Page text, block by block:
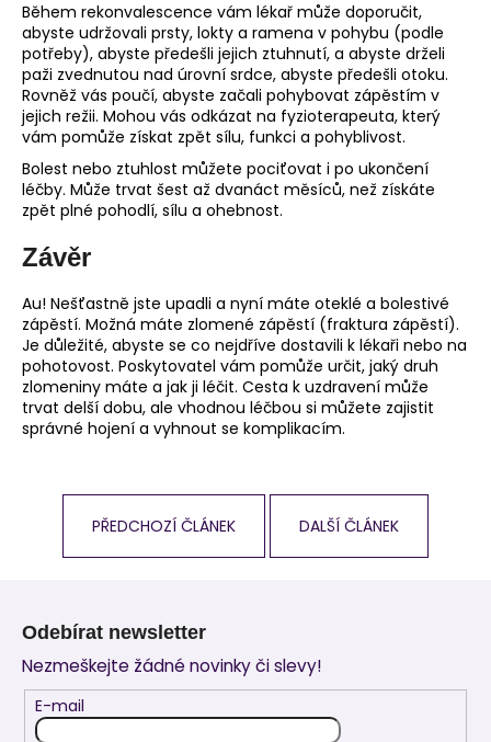
Během rekonvalescence vám lékař může doporučit,
abyste udržovali prsty, lokty a ramena v pohybu (podle
potřeby), abyste předešli jejich ztuhnutí, a abyste drželi
paži zvednutou nad úrovní srdce, abyste předešli otoku.
Rovněž vás poučí, abyste začali pohybovat zápěstím v
jejich režii. Mohou vás odkázat na fyzioterapeuta, který
vám pomůže získat zpět sílu, funkci a pohyblivost.
Bolest nebo ztuhlost můžete pociťovat i po ukončení
léčby. Může trvat šest až dvanáct měsíců, než získáte
zpět plné pohodlí, sílu a ohebnost.
Závěr
Au! Nešťastně jste upadli a nyní máte oteklé a bolestivé
zápěstí. Možná máte zlomené zápěstí (fraktura zápěstí).
Je důležité, abyste se co nejdříve dostavili k lékaři nebo na
pohotovost. Poskytovatel vám pomůže určit, jaký druh
zlomeniny máte a jak ji léčit. Cesta k uzdravení může
trvat delší dobu, ale vhodnou léčbou si můžete zajistit
správné hojení a vyhnout se komplikacím.
PŘEDCHOZÍ ČLÁNEK DALŠÍ ČLÁNEK
Odebírat newsletter
Nezmeškejte žádné novinky či slevy!
E-mail